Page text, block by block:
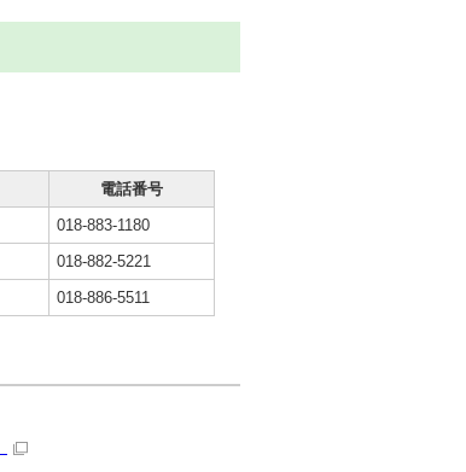
電話番号
018-883-1180
018-882-5221
018-886-5511